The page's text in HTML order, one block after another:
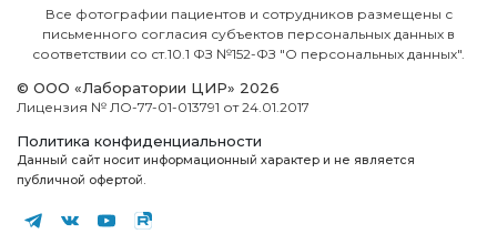
Все фотографии пациентов и сотрудников размещены с
письменного согласия субъектов персональных данных в
соответствии со ст.10.1 ФЗ №152-ФЗ "О персональных данных".
© ООО «Лаборатории ЦИР» 2026
Лицензия № ЛО-77-01-013791 от 24.01.2017
Политика конфиденциальности
Данный сайт носит информационный характер и не является
публичной офертой.